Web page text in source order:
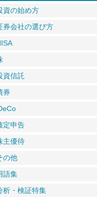
資の始め方
券会社の選び方
資信託
券
定申告
主優待
の他
語集
析・検証特集